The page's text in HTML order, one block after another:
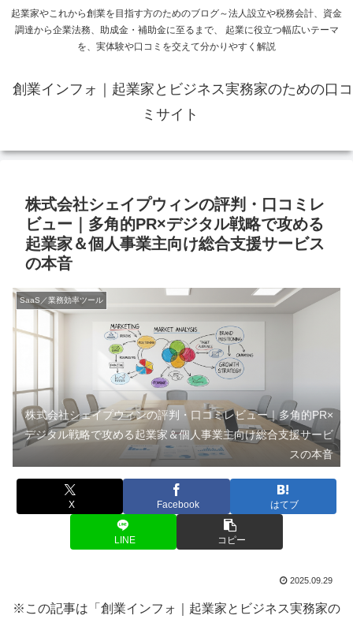
起業家やこれから創業を目指す方のためのブログ～法人設立や税務会計、資金
調達から企業法務、助成金・補助金に至るまで、 起業に役立つ幅広いテーマ
を、実体験や口コミを交えて分かりやすく解説
創業インフォ｜起業家とビジネス実務家のための口コ
ミサイト
株式会社シェイプウィンの評判・口コミレ
ビュー｜多角的PR×デジタル戦略で攻める
起業家＆個人事業主向け総合支援サービス
の本音
SaaS／業務効率ツール
株式会社シェイプウィンの評判・口コミレビュー｜多角的PR×
デジタル戦略で攻める起業家＆個人事業主向け総合支援サービ
スの本音
X Facebook はてブ
LINE コピー
2025.09.29
※この記事は「創業インフォ｜起業家とビジネス実務家の